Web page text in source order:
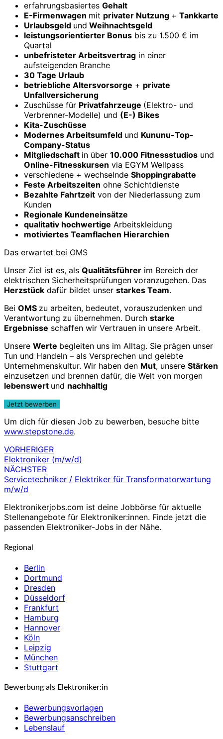
erfahrungsbasiertes Gehalt
E-Firmenwagen mit privater Nutzung + Tankkarte
Urlaubsgeld und Weihnachtsgeld
leistungsorientierter Bonus bis zu 1.500 € im
Quartal
unbefristeter Arbeitsvertrag in einer
aufsteigenden Branche
30 Tage Urlaub
betriebliche Altersvorsorge + private
Unfallversicherung
Zuschüsse für Privatfahrzeuge (Elektro- und
Verbrenner-Modelle) und (E-) Bikes
Kita-Zuschüsse
Modernes Arbeitsumfeld und Kununu-Top-
Company-Status
Mitgliedschaft in über 10.000 Fitnessstudios und
Online-Fitnesskursen via EGYM Wellpass
verschiedene + wechselnde Shoppingrabatte
Feste Arbeitszeiten ohne Schichtdienste
Bezahlte Fahrtzeit von der Niederlassung zum
Kunden
Regionale Kundeneinsätze
qualitativ hochwertige Arbeitskleidung
motiviertes Teamflachen Hierarchien
Das erwartet bei OMS
Unser Ziel ist es, als Qualitätsführer im Bereich der
elektrischen Sicherheitsprüfungen voranzugehen. Das
Herzstück dafür bildet unser starkes Team.
Bei OMS zu arbeiten, bedeutet, vorauszudenken und
Verantwortung zu übernehmen. Durch starke
Ergebnisse schaffen wir Vertrauen in unsere Arbeit.
Unsere Werte begleiten uns im Alltag. Sie prägen unser
Tun und Handeln – als Versprechen und gelebte
Unternehmenskultur. Wir haben den Mut, unsere Stärken
einzusetzen und brennen dafür, die Welt von morgen
lebenswert und nachhaltig
Um dich für diesen Job zu bewerben, besuche bitte
www.stepstone.de.
Beitragsnavigation
VORHERIGER
Elektroniker (m/w/d)
NÄCHSTER
Servicetechniker / Elektriker für Transformatorwartung
m/w/d
Elektronikerjobs.com ist deine Jobbörse für aktuelle
Stellenangebote für Elektroniker:innen. Finde jetzt die
passenden Elektroniker-Jobs in der Nähe.
Regional
Berlin
Dortmund
Dresden
Düsseldorf
Frankfurt
Hamburg
Hannover
Köln
Leipzig
München
Stuttgart
Bewerbung als Elektroniker:in
Bewerbungsvorlagen
Bewerbungsanschreiben
Lebenslauf